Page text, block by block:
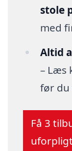
stole
med
Altid
– Læs
før du
Få 3